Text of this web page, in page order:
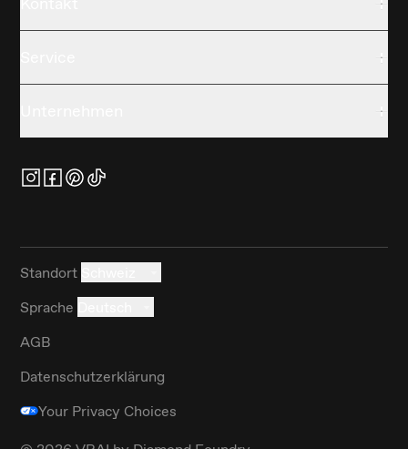
Standort
Sprache
AGB
Datenschutzerklärung
Your Privacy Choices